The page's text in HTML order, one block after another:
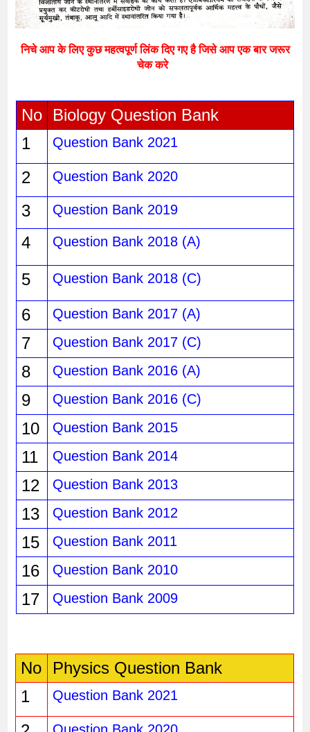
निचे आप के लिए कुछ महत्वपूर्ण लिंक दिए गए है जिसे आप एक बार जरूर
चेक करे
No
Biology Question Bank
1
Question Bank 2021
2 Question Bank 2020
3 Question Bank 2019
4 Question Bank 2018 (A)
5 Question Bank 2018 (C)
6 Question Bank 2017 (A)
7 Question Bank 2017 (C)
8 Question Bank 2016 (A)
9 Question Bank 2016 (C)
10 Question Bank 2015
11 Question Bank 2014
12 Question Bank 2013
13 Question Bank 2012
15 Question Bank 2011
16 Question Bank 2010
17 Question Bank 2009
No
Physics Question Bank
1
Question Bank 2021